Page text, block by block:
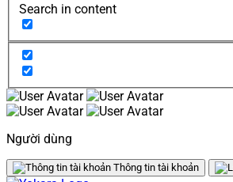
Search in content
Người dùng
Thông tin tài khoản